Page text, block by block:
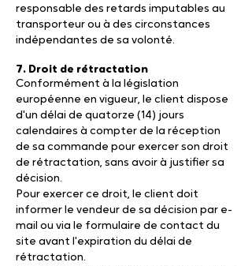
responsable des retards imputables au
transporteur ou à des circonstances
indépendantes de sa volonté.
7. Droit de rétractation
Conformément à la législation
européenne en vigueur, le client dispose
d'un délai de quatorze (14) jours
calendaires à compter de la réception
de sa commande pour exercer son droit
de rétractation, sans avoir à justifier sa
décision.
Pour exercer ce droit, le client doit
informer le vendeur de sa décision par e-
mail ou via le formulaire de contact du
site avant l'expiration du délai de
rétractation.